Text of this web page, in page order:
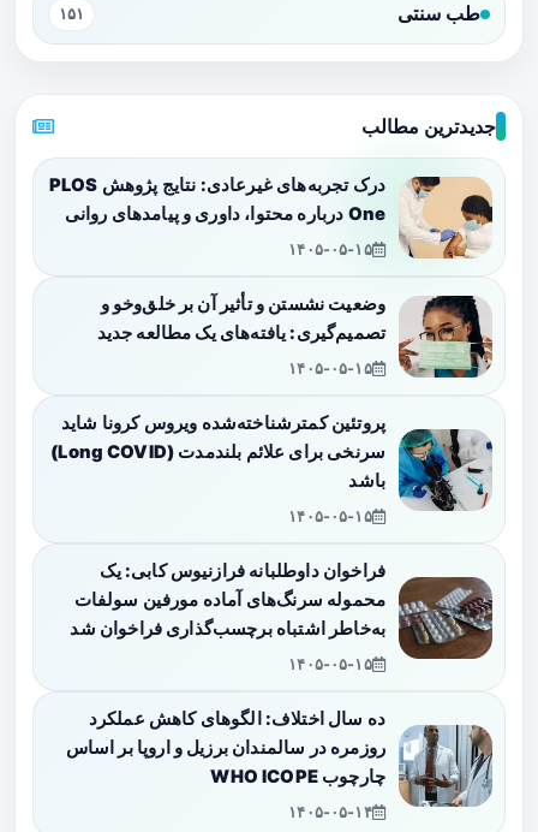
طب سنتی ۱۵۱
جدیدترین مطالب
درک تجربه‌های غیرعادی: نتایج پژوهش PLOS
One درباره محتوا، داوری و پیامدهای روانی
۱۴۰۵-۰۵-۱۵
وضعیت نشستن و تأثیر آن بر خلق‌وخو و
تصمیم‌گیری: یافته‌های یک مطالعه جدید
۱۴۰۵-۰۵-۱۵
پروتئین کمترشناخته‌شده ویروس کرونا شاید
سرنخی برای علائم بلندمدت (Long COVID)
باشد
۱۴۰۵-۰۵-۱۵
فراخوان داوطلبانه فرازنیوس کابی: یک
محموله سرنگ‌های آماده مورفین سولفات
به‌خاطر اشتباه برچسب‌گذاری فراخوان شد
۱۴۰۵-۰۵-۱۵
ده سال اختلاف: الگوهای کاهش عملکرد
روزمره در سالمندان برزیل و اروپا بر اساس
چارچوب WHO ICOPE
۱۴۰۵-۰۵-۱۴